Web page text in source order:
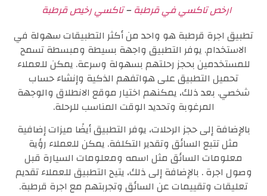
ارخص تاكسي في قرطبة–تاكسي رخيص قرطبة
تطبيق اجرة قرطبة هو واحد من أكثر التطبيقات سهولة في
الاستخدام. يوفر التطبيق واجهة بسيطة ومبسطة تسمح
للمستخدمين بحجز رحلتهم بسهولة وسرعة. يمكن للعملاء
تحميل التطبيق على هواتفهم الذكية وإنشاء حساب
شخصي. بعد ذلك، يمكنهم اختيار موقع الانطلاق والوجهة
المرغوبة وتحديد الوقت المناسب للرحلة.
بالإضافة إلى حجز الرحلات، يوفر التطبيق أيضًا ميزات إضافية
مثل تتبع السائق وتقدير التكلفة. يمكن للعملاء رؤية
معلومات السائق مثل اسمه ومعلومات السيارة قبل
وصول اجرة . بالإضافة إلى ذلك، يتيح التطبيق للعملاء تقديم
تعليقات وتقييمات عن السائق وتجربتهم مع اجرة قرطبة.